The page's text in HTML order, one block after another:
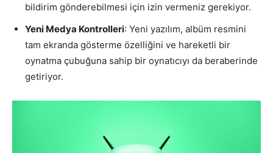
bildirim gönderebilmesi için izin vermeniz gerekiyor.
Yeni Medya Kontrolleri: Yeni yazılım, albüm resmini
tam ekranda gösterme özelliğini ve hareketli bir
oynatma çubuğuna sahip bir oynatıcıyı da beraberinde
getiriyor.